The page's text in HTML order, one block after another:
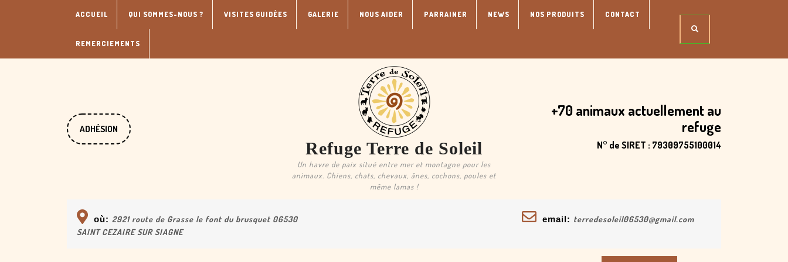
ACCUEIL QUI SOMMES-NOUS ? VISITES GUIDÉES GALERIE NOUS AIDER PARRAINER NEWS NOS PRODUITS CONTACT
REMERCIEMENTS
ADHÉSION
DONATE
NOW
Refuge Terre de Soleil
Un havre de paix situé entre mer et montagne pour les
animaux. Chiens, chats, chevaux, ânes, cochons, poules et
même lamas !
+70 animaux actuellement au
refuge
N° de SIRET : 79309755100014
où: 2921 route de Grasse le font du brusquet 06530
SAINT CEZAIRE SUR SIAGNE
email: terredesoleil06530@gmail.com